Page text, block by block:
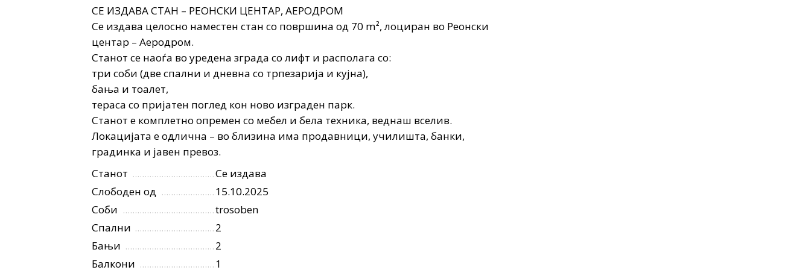
СЕ ИЗДАВА СТАН – РЕОНСКИ ЦЕНТАР, АЕРОДРОМ
Се издава целосно наместен стан со површина од 70 m², лоциран во Реонски
центар – Аеродром.
Станот се наоѓа во уредена зграда со лифт и располага со:
три соби (две спални и дневна со трпезарија и кујна),
бања и тоалет,
тераса со пријатен поглед кон ново изграден парк.
Станот е комплетно опремен со мебел и бела техника, веднаш вселив.
Локацијата е одлична – во близина има продавници, училишта, банки,
градинка и јавен превоз.
Станот
Се издава
Слободен од
15.10.2025
Соби
trosoben
Спални
2
Бањи
2
Балкони
1